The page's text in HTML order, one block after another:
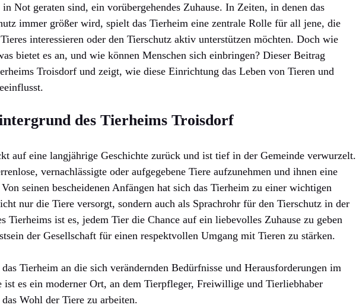
Not geraten sind, ein vorübergehendes Zuhause. In Zeiten, in denen das
immer größer wird, spielt das Tierheim eine zentrale Rolle für all jene, die
interessieren oder den Tierschutz aktiv unterstützen möchten. Doch wie
bietet es an, und wie können Menschen sich einbringen? Dieser Beitrag
Troisdorf und zeigt, wie diese Einrichtung das Leben von Tieren und
des Tierheims Troisdorf
auf eine langjährige Geschichte zurück und ist tief in der Gemeinde verwurzelt.
vernachlässigte oder aufgegebene Tiere aufzunehmen und ihnen eine
seinen bescheidenen Anfängen hat sich das Tierheim zu einer wichtigen
nur die Tiere versorgt, sondern auch als Sprachrohr für den Tierschutz in der
Tierheims ist es, jedem Tier die Chance auf ein liebevolles Zuhause zu geben
der Gesellschaft für einen respektvollen Umgang mit Tieren zu stärken.
Tierheim an die sich verändernden Bedürfnisse und Herausforderungen im
ist es ein moderner Ort, an dem Tierpfleger, Freiwillige und Tierliebhaber
Wohl der Tiere zu arbeiten.